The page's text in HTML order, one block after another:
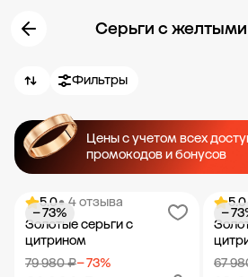
Серьги с
Фильтры
Цены с учетом всех
промокодов и бонусов
5.0• 4 отзыва
Золотые серьги с
цитрином
79 980 ₽− 73%
− 73%
5.0
67
−